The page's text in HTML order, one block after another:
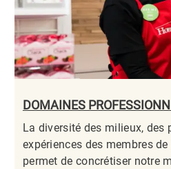
DOMAINES
La diversité des milieux, des
expériences des membres
permet de concrétiser notre